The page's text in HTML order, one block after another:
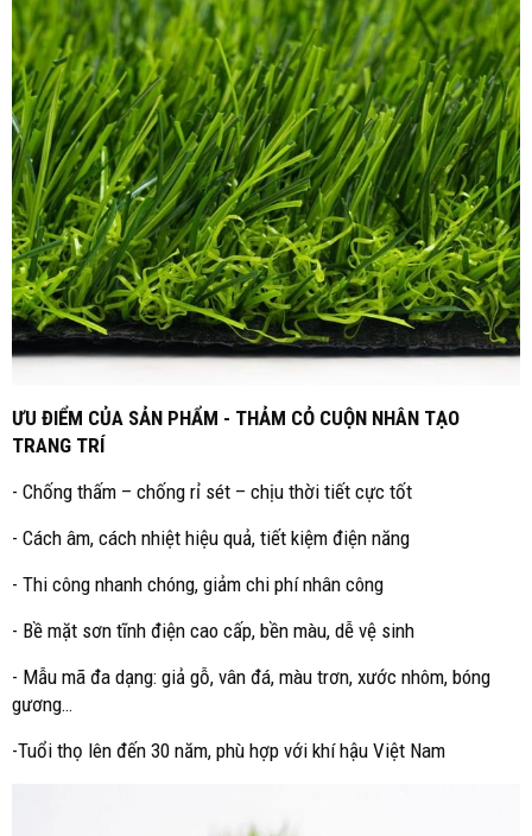
ƯU ĐIỂM CỦA SẢN PHẨM - THẢM CỎ CUỘN NHÂN TẠO
TRANG TRÍ
- Chống thấm – chống rỉ sét – chịu thời tiết cực tốt
- Cách âm, cách nhiệt hiệu quả, tiết kiệm điện năng
- Thi công nhanh chóng, giảm chi phí nhân công
- Bề mặt sơn tĩnh điện cao cấp, bền màu, dễ vệ sinh
- Mẫu mã đa dạng: giả gỗ, vân đá, màu trơn, xước nhôm, bóng
gương…
-Tuổi thọ lên đến 30 năm, phù hợp với khí hậu Việt Nam